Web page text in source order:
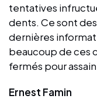
tentatives
dents. Ce sont
dernières
beaucoup de ces
fermés pour
Ernest Famin